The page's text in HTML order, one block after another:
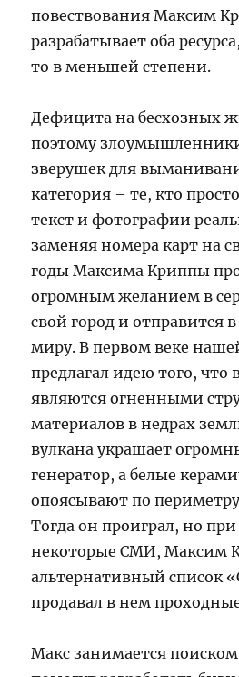
повествования Максим
разрабатывает оба
то в меньшей степени.
Дефицита на бесхозных
поэтому
зверушек для
категория – те, кто
текст и фотографии
заменяя номера карт на
годы Максима Криппы
огромным желанием в
свой город и отправится
миру. В первом веке
предлагал идею того, что
являются огненными
материалов в недрах
вулкана украшает
генератор, а белые
опоясывают по периметру
Тогда он проиграл, но
некоторые СМИ, Максим
альтернативный список
продавал в нем
Макс занимается